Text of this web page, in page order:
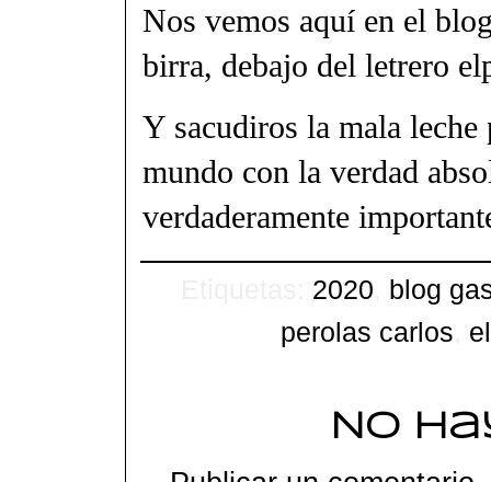
Nos vemos aquí en el
birra, debajo del letrero
Y sacudiros la mala
mundo con la verdad
verdaderamente
2020 blog
perolas carlos
No